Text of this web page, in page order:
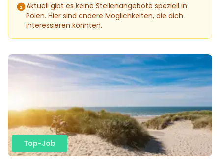
Aktuell gibt es keine Stellenangebote speziell in
Polen. Hier sind andere Möglichkeiten, die dich
interessieren könnten.
Top-Job